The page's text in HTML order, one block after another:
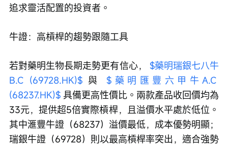
追求靈活配置的投資者。
牛證：高槓桿的趨勢跟隨工具
若對藥明生物長期走勢更有信心， $藥明瑞銀七八牛
B.C (69728.HK)$ 與 $藥明匯豐六甲牛A.C
(68237.HK)$ 具備更高性價比。兩款產品收回價均為
33元，提供超5倍實際槓桿，且溢價水平處於低位。
其中滙豐牛證（68237）溢價最低，成本優勢明顯；
瑞銀牛證（69728）則以最高槓桿率突出，適合強勢